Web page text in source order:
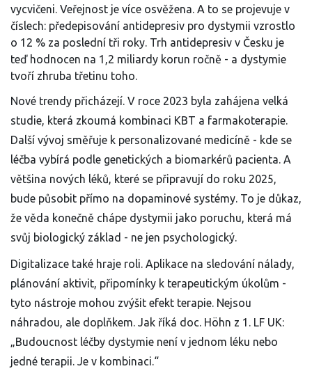
vycvičeni. Veřejnost je více osvěžena. A to se projevuje v
číslech: předepisování antidepresiv pro dystymii vzrostlo
o 12 % za poslední tři roky. Trh antidepresiv v Česku je
teď hodnocen na 1,2 miliardy korun ročně - a dystymie
tvoří zhruba třetinu toho.
Nové trendy přicházejí. V roce 2023 byla zahájena velká
studie, která zkoumá kombinaci KBT a farmakoterapie.
Další vývoj směřuje k personalizované medicíně - kde se
léčba vybírá podle genetických a biomarkérů pacienta. A
většina nových léků, které se připravují do roku 2025,
bude působit přímo na dopaminové systémy. To je důkaz,
že věda konečně chápe dystymii jako poruchu, která má
svůj biologický základ - ne jen psychologický.
Digitalizace také hraje roli. Aplikace na sledování nálady,
plánování aktivit, připomínky k terapeutickým úkolům -
tyto nástroje mohou zvýšit efekt terapie. Nejsou
náhradou, ale doplňkem. Jak říká doc. Höhn z 1. LF UK:
„Budoucnost léčby dystymie není v jednom léku nebo
jedné terapii. Je v kombinaci.“